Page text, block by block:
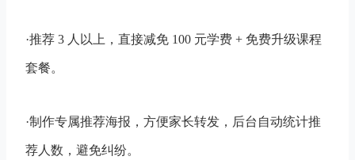
·推荐 3 人以上，直接减免 100 元学费 + 免费升级课程
套餐​。
·制作专属推荐海报，方便家长转发，后台自动统计推
荐人数，避免纠纷。